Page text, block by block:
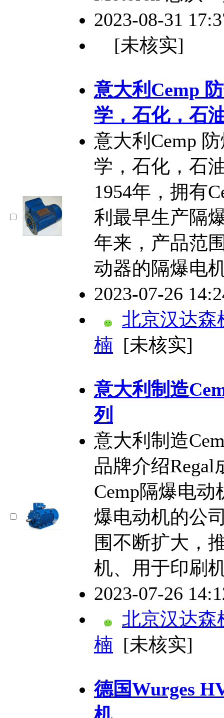
2023-08-31
[未核实]
意大利Cemp
学，石化，石
意大利Cemp
学，石化，石
1954年，拥有
利最早生产隔
年来，产品范
动器的隔爆电
2023-07-26
北京汉达森
楠 [未核实]
意大利制造
列
意大利制造
品牌介绍Regal
Cemp隔爆电
爆电动机的公
围不断扩大，
机、用于印刷
2023-07-26
北京汉达森
楠 [未核实]
德国Wurges